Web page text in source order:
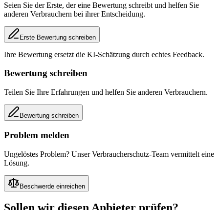
Seien Sie der Erste, der eine Bewertung schreibt und helfen Sie
anderen Verbrauchern bei ihrer Entscheidung.
Erste Bewertung schreiben
Ihre Bewertung ersetzt die KI-Schätzung durch echtes Feedback.
Bewertung schreiben
Teilen Sie Ihre Erfahrungen und helfen Sie anderen Verbrauchern.
Bewertung schreiben
Problem melden
Ungelöstes Problem? Unser Verbraucherschutz-Team vermittelt eine
Lösung.
Beschwerde einreichen
Sollen wir diesen Anbieter prüfen?